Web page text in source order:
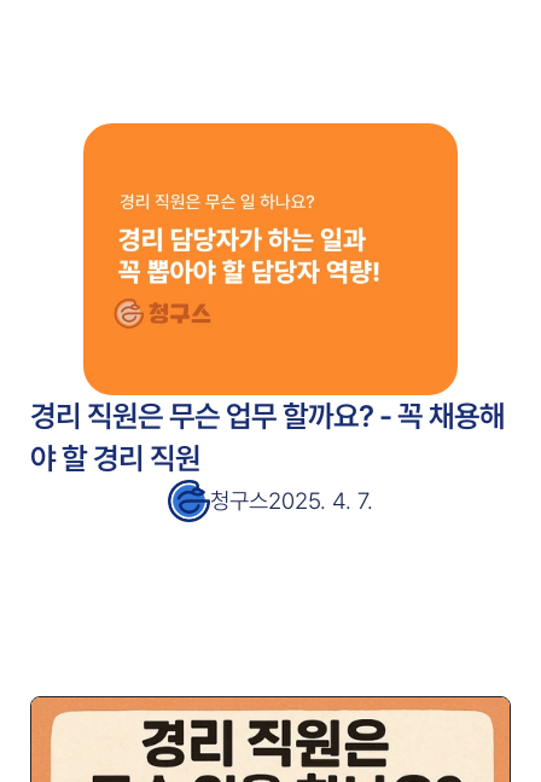
경리 직원은 무슨 업무 할까요? - 꼭 채용해
야 할 경리 직원
청구스2025. 4. 7.
고객 사례
서비스 소개서
서비스 소개서
블로그
블로그
가격 안내